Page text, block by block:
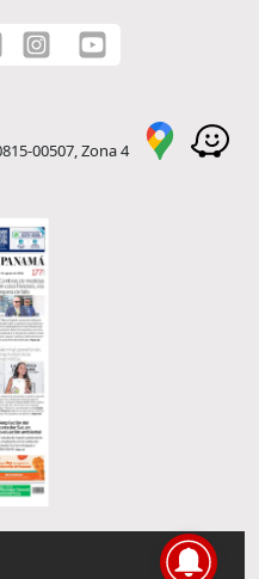
00507, Zona 4